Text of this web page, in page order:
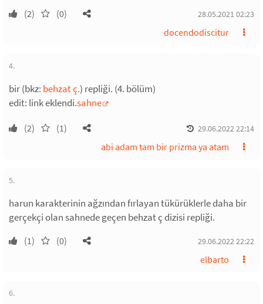
(2) (0) 28.05.2021 02:23
docendodiscitur
4.
bir (bkz: behzat ç.) repliği. (4. bölüm)
edit: link eklendi.sahne
(2) (1) 29.06.2022 22:14
abi adam tam bir prizma ya atam
5.
harun karakterinin ağzından fırlayan tükürüklerle daha bir
gerçekçi olan sahnede geçen behzat ç dizisi repliği.
(1) (0) 29.06.2022 22:22
elbarto
6.